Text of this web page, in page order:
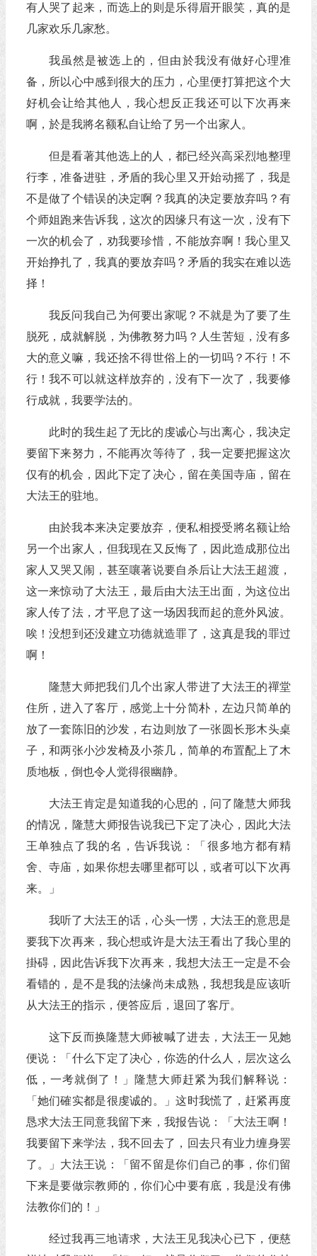
有人哭了起来，而选上的则是乐得眉开眼笑，真的是
几家欢乐几家愁。
我虽然是被选上的，但由於我没有做好心理准
备，所以心中感到很大的压力，心里便打算把这个大
好机会让给其他人，我心想反正我还可以下次再来
啊，於是我將名额私自让给了另一个出家人。
但是看著其他选上的人，都已经兴高采烈地整理
行李，准备进驻，矛盾的我心里又开始动摇了，我是
不是做了个错误的决定啊？我真的决定要放弃吗？有
个师姐跑来告诉我，这次的因缘只有这一次，没有下
一次的机会了，劝我要珍惜，不能放弃啊！我心里又
开始挣扎了，我真的要放弃吗？矛盾的我实在难以选
择！
我反问我自己为何要出家呢？不就是为了要了生
脱死，成就解脱，为佛教努力吗？人生苦短，没有多
大的意义嘛，我还捨不得世俗上的一切吗？不行！不
行！我不可以就这样放弃的，没有下一次了，我要修
行成就，我要学法的。
此时的我生起了无比的虔诚心与出离心，我决定
要留下来努力，不能再次等待了，我一定要把握这次
仅有的机会，因此下定了决心，留在美国寺庙，留在
大法王的驻地。
由於我本来决定要放弃，便私相授受將名额让给
另一个出家人，但我现在又反悔了，因此造成那位出
家人又哭又闹，甚至嚷著说要自杀后让大法王超渡，
这一来惊动了大法王，最后由大法王出面，为这位出
家人传了法，才平息了这一场因我而起的意外风波。
唉！没想到还没建立功德就造罪了，这真是我的罪过
啊！
隆慧大师把我们几个出家人带进了大法王的禪堂
住所，进入了客厅，感觉上十分简朴，左边只简单的
放了一套陈旧的沙发，右边则放了一张圆长形木头桌
子，和两张小沙发椅及小茶几，简单的布置配上了木
质地板，倒也令人觉得很幽静。
大法王肯定是知道我的心思的，问了隆慧大师我
的情况，隆慧大师报告说我已下定了决心，因此大法
王单独点了我的名，告诉我说：「很多地方都有精
舍、寺庙，如果你想去哪里都可以，或者可以下次再
来。」
我听了大法王的话，心头一愣，大法王的意思是
要我下次再来，我心想或许是大法王看出了我心里的
掛碍，因此告诉我下次再来，我想大法王一定是不会
看错的，是不是我的法缘尚未成熟，我想我是应该听
从大法王的指示，便答应后，退回了客厅。
这下反而换隆慧大师被喊了进去，大法王一见她
便说：「什么下定了决心，你选的什么人，层次这么
低，一考就倒了！」隆慧大师赶紧为我们解释说：
「她们確实都是很虔诚的。」这时我慌了，赶紧再度
恳求大法王同意我留下来，我报告说：「大法王啊！
我要留下来学法，我不回去了，回去只有业力缠身罢
了。」大法王说：「留不留是你们自己的事，你们留
下来是要做宗教师的，你们心中要有底，我是没有佛
法教你们的！」
经过我再三地请求，大法王见我决心已下，便慈